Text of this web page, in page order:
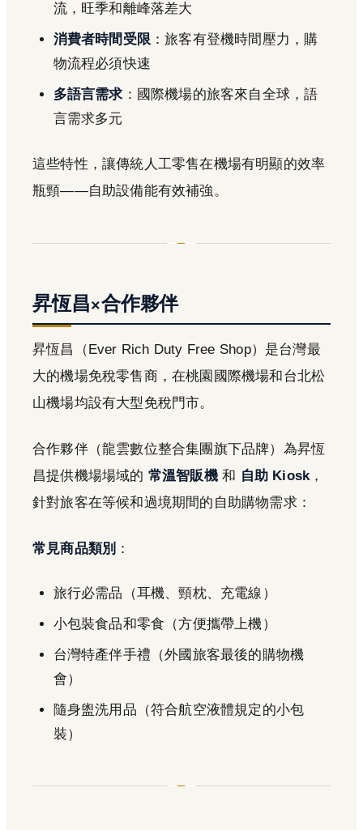
流，旺季和離峰落差大
消費者時間受限 ：旅客有登機時間壓力，購
物流程必須快速
多語言需求：國際機場的旅客來自全球，語
言需求多元
這些特性，讓傳統人工零售在機場有明顯的效率
瓶頸——自助設備能有效補強。
昇恆昌×合作夥伴
昇恆昌（Ever Rich Duty Free Shop）是台灣最
大的機場免稅零售商，在桃園國際機場和台北松
山機場均設有大型免稅門市。
合作夥伴（龍雲數位整合集團旗下品牌）為昇恆
昌提供機場場域的 常溫智販機和 自助 Kiosk，
針對旅客在等候和過境期間的自助購物需求：
常見商品類別 ：
旅行必需品（耳機、頸枕、充電線）
小包裝食品和零食（方便攜帶上機）
台灣特產伴手禮（外國旅客最後的購物機
會）
隨身盥洗用品（符合航空液體規定的小包
裝）